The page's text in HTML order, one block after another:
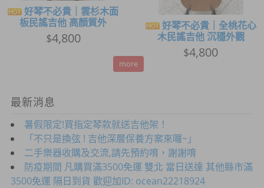
好琴不必貴｜雲杉木面
板民謠吉他 高顏質外
$4,800
好琴不必貴｜全桃花心
木民謠吉他 沉穩外觀
$4,800
more
最新消息
暑假限定!買指定琴款就送吉他架！
「不只是換弦 ! 吉他深層保養方案來囉~」
二手樂器收購及交流,請先預約唷，謝謝唷
防疫期間 凡購買滿3500免運 雙北 當日送達 其他縣市滿
3500免運 隔日到貨 歡迎加ID: ocean22218924